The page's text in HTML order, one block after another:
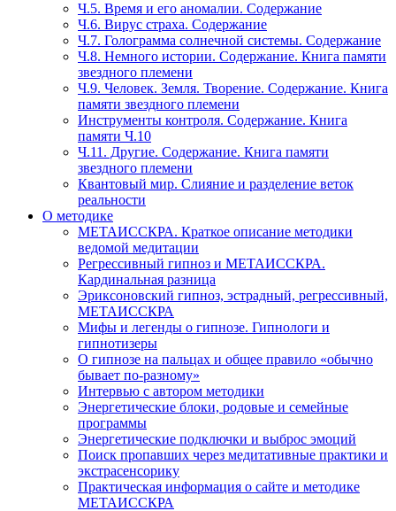
Ч.5. Время и его аномалии. Содержание
Ч.6. Вирус страха. Содержание
Ч.7. Голограмма солнечной системы. Содержание
Ч.8. Немного истории. Содержание. Книга памяти
звездного племени
Ч.9. Человек. Земля. Творение. Содержание. Книга
памяти звездного племени
Инструменты контроля. Содержание. Книга
памяти Ч.10
Ч.11. Другие. Содержание. Книга памяти
звездного племени
Квантовый мир. Слияние и разделение веток
реальности
О методике
МЕТАИССКРА. Краткое описание методики
ведомой медитации
Регрессивный гипноз и МЕТАИССКРА.
Кардинальная разница
Эриксоновский гипноз, эстрадный, регрессивный,
МЕТАИССКРА
Мифы и легенды о гипнозе. Гипнологи и
гипнотизеры
О гипнозе на пальцах и общее правило «обычно
бывает по-разному»
Интервью с автором методики
Энергетические блоки, родовые и семейные
программы
Энергетические подключки и выброс эмоций
Поиск пропавших через медитативные практики и
экстрасенсорику
Практическая информация о сайте и методике
МЕТАИССКРА